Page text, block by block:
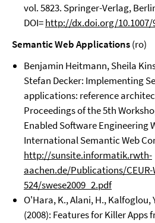
vol. 5823. Springer-Verlag,
DOI=http://dx.doi.org/10.1007/
Semantic Web Applications(ro)
Benjamin Heitmann, Sheila
Stefan Decker: Implementing
applications: reference
Proceedings of the 5th
Enabled Software Engineering
International Semantic Web
http://sunsite.informatik.rwth-
aachen.de/Publications/CEUR-
524/swese2009_2.pdf
O'Hara, K., Alani, H., Kalfoglou,
(2008): Features for Killer Apps